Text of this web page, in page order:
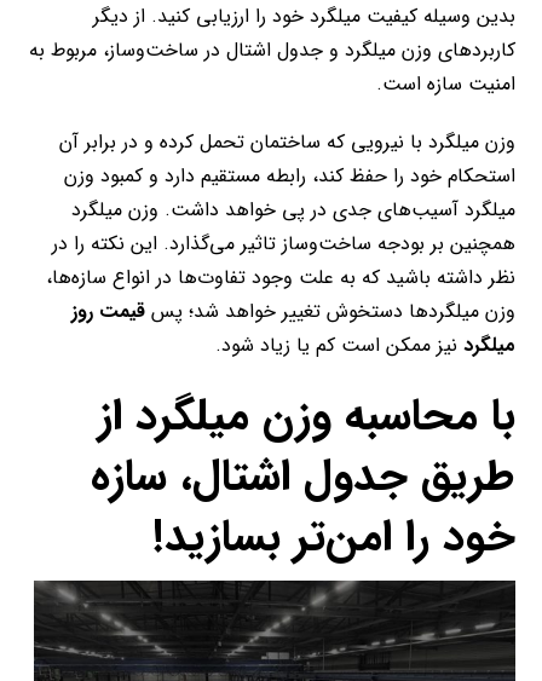
بدین وسیله کیفیت میلگرد خود را ارزیابی کنید. از دیگر
کاربردهای وزن میلگرد و جدول اشتال در ساخت‌وساز، مربوط به
امنیت سازه است.
وزن میلگرد با نیرویی که ساختمان تحمل کرده و در برابر آن
استحکام خود را حفظ کند، رابطه مستقیم دارد و کمبود وزن
میلگرد آسیب‌های جدی در پی خواهد داشت. وزن میلگرد
همچنین بر بودجه ساخت‌وساز تاثیر می‌گذارد. این نکته را در
نظر داشته باشید که به علت وجود تفاوت‌ها در انواع سازه‌ها،
وزن میلگردها دستخوش تغییر خواهد شد؛ پسقیمت روز
میلگرد نیز ممکن است کم یا زیاد شود.
با محاسبه وزن میلگرد از
طریق جدول اشتال، سازه
خود را امن‌تر بسازید!